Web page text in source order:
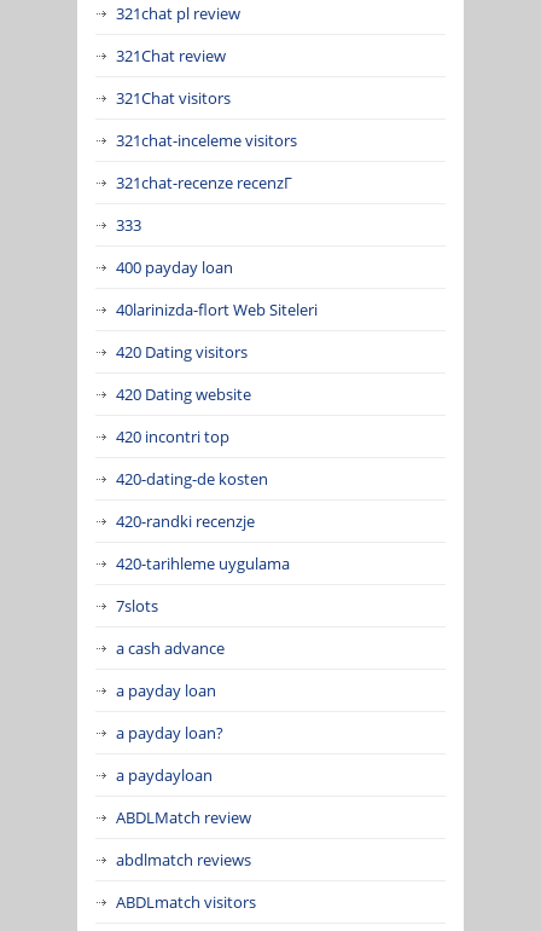
321chat pl review
321Chat review
321Chat visitors
321chat-inceleme visitors
321chat-recenze recenzГ­
333
400 payday loan
40larinizda-flort Web Siteleri
420 Dating visitors
420 Dating website
420 incontri top
420-dating-de kosten
420-randki recenzje
420-tarihleme uygulama
7slots
a cash advance
a payday loan
a payday loan?
a paydayloan
ABDLMatch review
abdlmatch reviews
ABDLmatch visitors